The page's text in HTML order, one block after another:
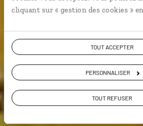
cliquant sur « gestion des cookies »
TOUT ACCEPTER
PERSONNALISER
TOUT REFUSER
Vie locale
Voir les 194 avis sur les voyages à
Réunion
VOIR LA GALERIE